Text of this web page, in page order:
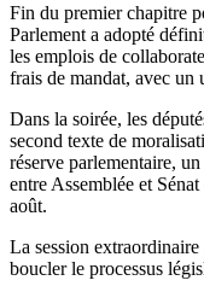
Fin du premier chapitre
Parlement a adopté
les emplois de
frais de mandat, avec un
Dans la soirée, les
second texte de
réserve parlementaire,
entre Assemblée et
août.
La session
boucler le processus